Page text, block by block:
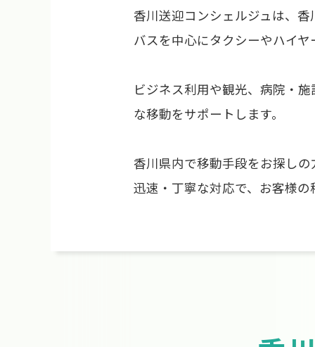
香川送迎コンシェルジュは、
バスを中心にタクシーやハイ
ビジネス利用や観光、病院・
な移動をサポートします。
香川県内で移動手段をお探し
迅速・丁寧な対応で、お客様